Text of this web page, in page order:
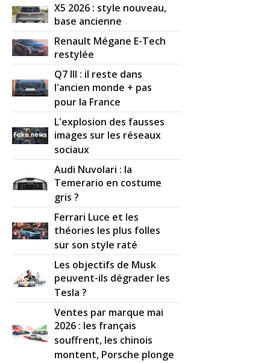
X5 2026 : style nouveau,
base ancienne
Renault Mégane E-Tech
restylée
Q7 III : il reste dans
l'ancien monde + pas
pour la France
L'explosion des fausses
images sur les réseaux
sociaux
Audi Nuvolari : la
Temerario en costume
gris ?
Ferrari Luce et les
théories les plus folles
sur son style raté
Les objectifs de Musk
peuvent-ils dégrader les
Tesla ?
Ventes par marque mai
2026 : les français
souffrent, les chinois
montent, Porsche plonge